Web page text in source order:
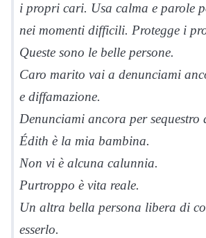
i propri cari. Usa calma e parole
nei momenti difficili. Protegge i
Queste sono le belle persone.
Caro marito vai a denunciami
e diffamazione.
Denunciami ancora per sequestro
Édith è la mia bambina.
Non vi è alcuna calunnia.
Purtroppo è vita reale.
Un altra bella persona libera di
esserlo.